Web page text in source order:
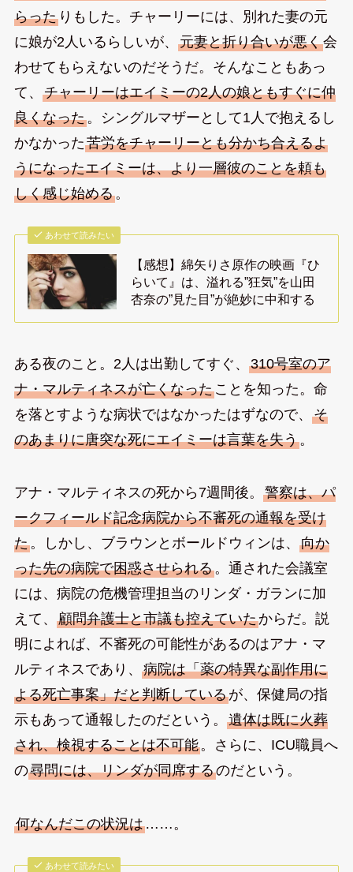
らったりもした。チャーリーには、別れた妻の元
に娘が2人いるらしいが、 元妻と折り合いが悪く会
わせてもらえないのだそうだ。そんなこともあっ
て、 チャーリーはエイミーの2人の娘ともすぐに仲
良くなった。シングルマザーとして1人で抱えるし
かなかった苦労をチャーリーとも分かち合えるよ
うになったエイミーは、より一層彼のことを頼も
しく感じ始める。
あわせて読みたい
【感想】綿矢りさ原作の映画『ひ
らいて』は、溢れる”狂気”を山田
杏奈の”見た目”が絶妙に中和する
ある夜のこと。2人は出勤してすぐ、 310号室のア
ナ・マルティネスが亡くなったことを知った。命
を落とすような病状ではなかったはずなので、 そ
のあまりに唐突な死にエイミーは言葉を失う。
アナ・マルティネスの死から7週間後。 警察は、パ
ークフィールド記念病院から不審死の通報を受け
た。しかし、ブラウンとボールドウィンは、 向か
った先の病院で困惑させられる。通された会議室
には、病院の危機管理担当のリンダ・ガランに加
えて、 顧問弁護士と市議も控えていたからだ。説
明によれば、不審死の可能性があるのはアナ・マ
ルティネスであり、 病院は「薬の特異な副作用に
よる死亡事案」だと判断しているが、保健局の指
示もあって通報したのだという。 遺体は既に火葬
され、検視することは不可能。さらに、ICU職員へ
の尋問には、リンダが同席するのだという。
何なんだこの状況は……。
あわせて読みたい